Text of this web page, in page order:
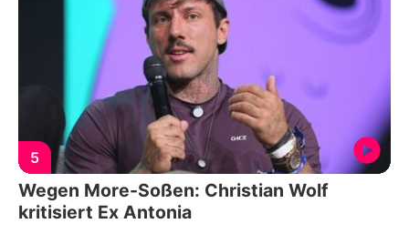
5
Wegen More-Soßen: Christian Wolf
kritisiert Ex Antonia